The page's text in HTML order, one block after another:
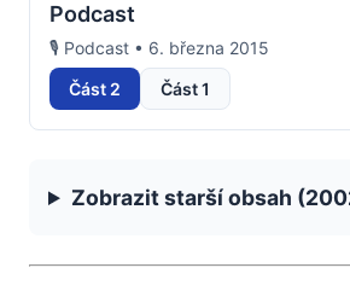
Podcast
🎙️ Podcast • 6. března 2015
Část 2
Část 1
Zobrazit starší obsah